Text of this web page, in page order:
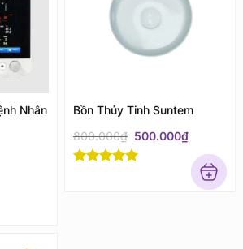
Nhân
Bồn Thủy Tinh Suntem
800.000₫ Original
price
was:
500.000₫Current
is: